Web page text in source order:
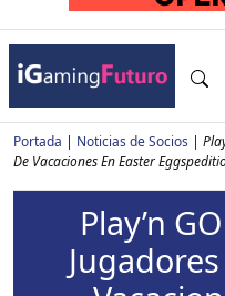
Portada | Noticias de Socios |
De Vacaciones En Easter
Play’n